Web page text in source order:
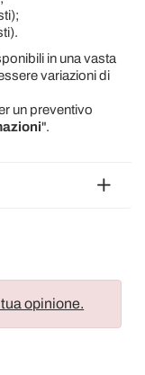
in una vasta
variazioni di
un preventivo
".
opinione.